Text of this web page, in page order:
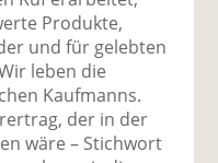
Produkte,
und für gelebten
leben die
Kaufmanns.
der in der
wäre – Stichwort